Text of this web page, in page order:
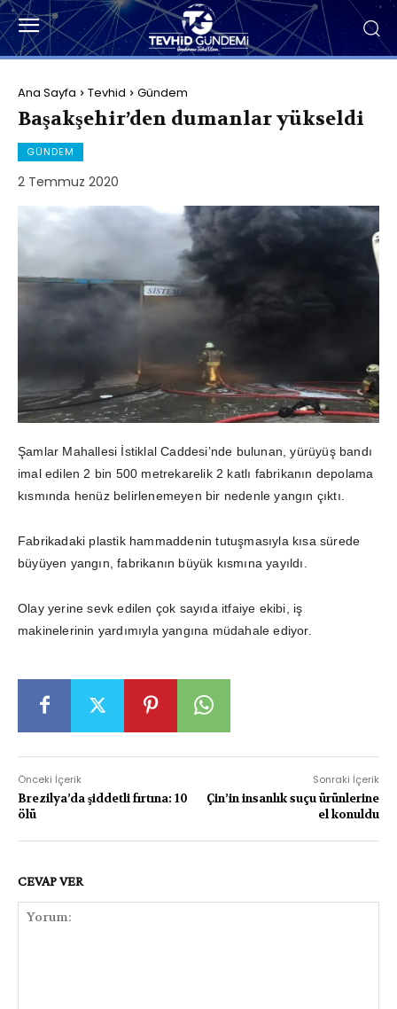
Ana Sayfa Tevhid Gündem
Başakşehir’den dumanlar yükseldi
GÜNDEM
2 Temmuz 2020
Şamlar Mahallesi İstiklal Caddesi’nde bulunan, yürüyüş bandı
imal edilen 2 bin 500 metrekarelik 2 katlı fabrikanın depolama
kısmında henüz belirlenemeyen bir nedenle yangın çıktı.
Fabrikadaki plastik hammaddenin tutuşmasıyla kısa sürede
büyüyen yangın, fabrikanın büyük kısmına yayıldı.
Olay yerine sevk edilen çok sayıda itfaiye ekibi, iş
makinelerinin yardımıyla yangına müdahale ediyor.
Önceki İçerik
Brezilya’da şiddetli fırtına: 10
ölü
Sonraki İçerik
Çin’in insanlık suçu ürünlerine
el konuldu
CEVAP VER